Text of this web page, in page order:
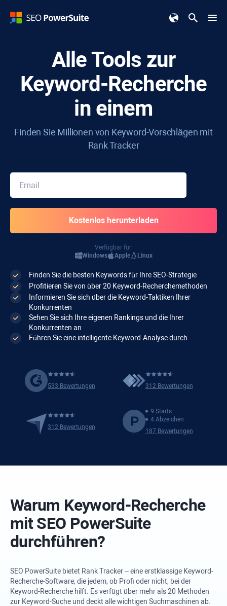
Alle Tools zur
Keyword-Recherche
in einem
Finden Sie Millionen von Keyword-Vorschlägen mit
Rank Tracker
Finden Sie die besten Keywords für Ihre SEO-Strategie
Profitieren Sie von über 20 Keyword-Recherchemethoden
Informieren Sie sich über die Keyword-Taktiken Ihrer
Konkurrenten
Sehen Sie sich Ihre eigenen Rankings und die Ihrer
Konkurrenten an
Führen Sie eine intelligente Keyword-Analyse durch
Verfügbar für:
Windows
Apple Linux
533 Bewertungen 312 Bewertungen
312 Bewertungen
9 Starts
4 Abzeichen
187 Bewertungen
Warum Keyword-Recherche
mitSEO PowerSuite
durchführen?
SEO PowerSuite bietet Rank Tracker– eine erstklassige Keyword-
Recherche-Software, die jedem, ob Profi oder nicht, bei der
Keyword-Recherche hilft. Es verfügt über mehr als 20 Methoden
zur Keyword-Suche und deckt alle wichtigen Suchmaschinen ab.